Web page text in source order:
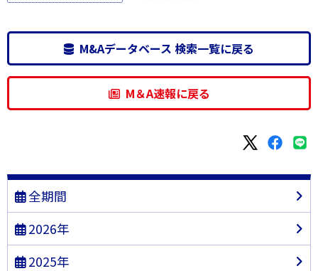
M&Aデータベース 検索一覧に戻る
M＆A速報に戻る
全期間
2026年
2025年